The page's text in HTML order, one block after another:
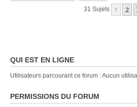
31 Sujets 1 2
QUI EST EN LIGNE
Utilisateurs parcourant ce forum : Aucun
PERMISSIONS DU FORUM